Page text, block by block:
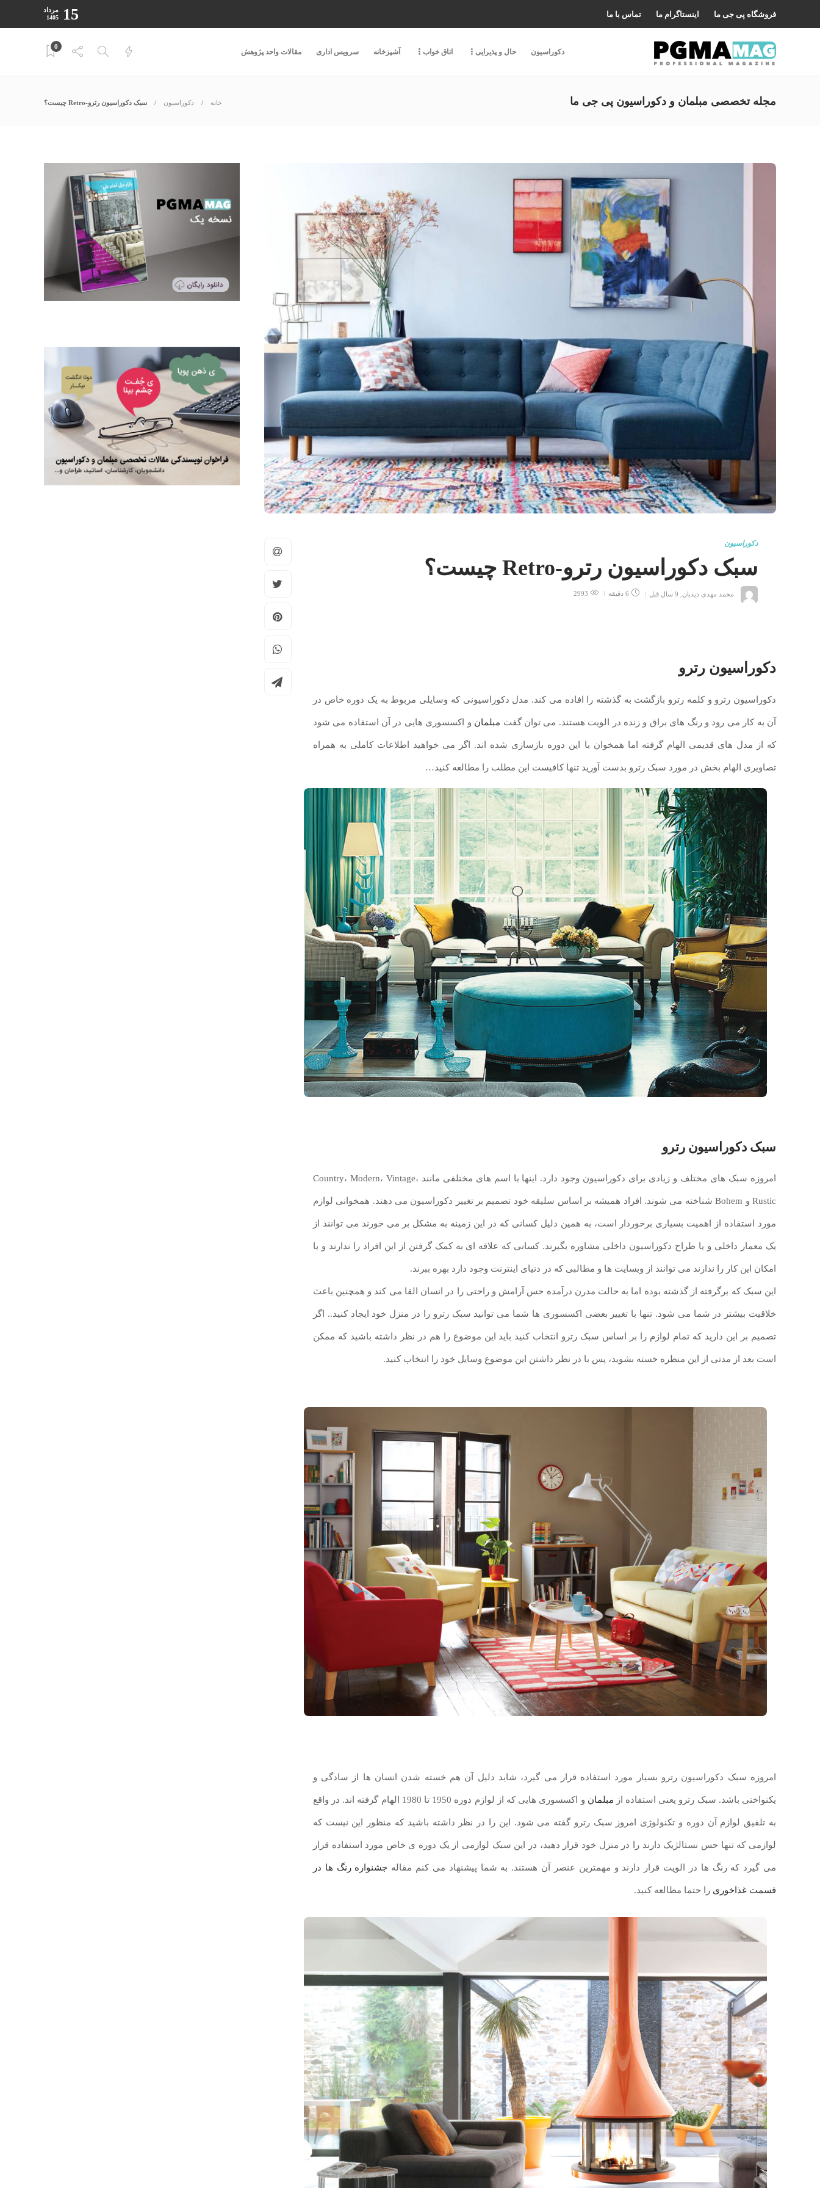
فروشگاه پی جی ما اینستاگرام ما تماس با ما 15 مرداد
1405
دکوراسیون حال و پذیرایی اتاق خواب آشپزخانه سرویس اداری مقالات واحد پژوهش
0
مجله تخصصی مبلمان و دکوراسیون پی جی ما خانه دکوراسیون سبک دکوراسیون رترو-Retro چیست؟
دکوراسیون
سبک دکوراسیون رترو-Retro چیست؟
محمد مهدی دیدبان 9 سال قبل 6 دقیقه 2993
دکوراسیون رترو
دکوراسیون رترو و کلمه رترو بازگشت به گذشته را افاده می کند. مدل دکوراسیونی که وسایلی مربوط به یک دوره خاص در
آن به کار می رود و رنگ های براق و زنده در الویت هستند. می توان گفت مبلمان و اکسسوری هایی در آن استفاده می شود
که از مدل های قدیمی الهام گرفته اما همخوان با این دوره بازسازی شده اند. اگر می خواهید اطلاعات کاملی به همراه
تصاویری الهام بخش در مورد سبک رترو بدست آورید تنها کافیست این مطلب را مطالعه کنید…
سبک دکوراسیون رترو
امروزه سبک های مختلف و زیادی برای دکوراسیون وجود دارد. اینها با اسم های مختلفی مانند Country، Modern، Vintage،
Rustic و Bohem شناخته می شوند. افراد همیشه بر اساس سلیقه خود تصمیم بر تغییر دکوراسیون می دهند. همخوانی لوازم
مورد استفاده از اهمیت بسیاری برخوردار است، به همین دلیل کسانی که در این زمینه به مشکل بر می خورند می توانند از
یک معمار داخلی و یا طراح دکوراسیون داخلی مشاوره بگیرند. کسانی که علاقه ای به کمک گرفتن از این افراد را ندارند و یا
امکان این کار را ندارند می توانند از وبسایت ها و مطالبی که در دنیای اینترنت وجود دارد بهره ببرند.
این سبک که برگرفته از گذشته بوده اما به حالت مدرن درآمده حس آرامش و راحتی را در انسان القا می کند و همچنین باعث
خلاقیت بیشتر در شما می شود. تنها با تغییر بعضی اکسسوری ها شما می توانید سبک رترو را در منزل خود ایجاد کنید.. اگر
تصمیم بر این دارید که تمام لوازم را بر اساس سبک رترو انتخاب کنید باید این موضوع را هم در نظر داشته باشید که ممکن
است بعد از مدتی از این منظره خسته بشوید، پس با در نظر داشتن این موضوع وسایل خود را انتخاب کنید.
امروزه سبک دکوراسیون رترو بسیار مورد استفاده قرار می گیرد، شاید دلیل آن هم خسته شدن انسان ها از سادگی و
یکنواختی باشد. سبک رترو یعنی استفاده از مبلمان و اکسسوری هایی که از لوازم دوره 1950 تا 1980 الهام گرفته اند. در واقع
به تلفیق لوازم آن دوره و تکنولوژی امروز سبک رترو گفته می شود. این را در نظر داشته باشید که منظور این نیست که
لوازمی که تنها حس نستالژیک دارند را در منزل خود قرار دهید، در این سبک لوازمی از یک دوره ی خاص مورد استفاده قرار
می گیرد که رنگ ها در الویت قرار دارند و مهمترین عنصر آن هستند. به شما پیشنهاد می کنم مقاله جشنواره رنگ ها در
قسمت غذاخوری را حتما مطالعه کنید.